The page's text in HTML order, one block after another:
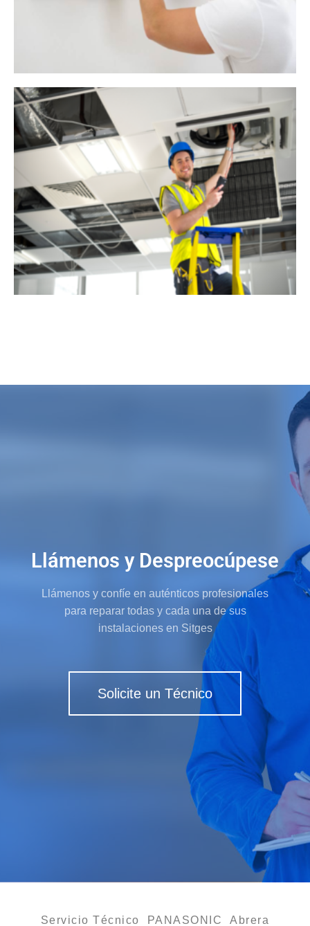
Llámenos y Despreocúpese
Llámenos y confíe en auténticos profesionales
para reparar todas y cada una de sus
instalaciones en Sitges
Solicite un Técnico
Servicio Técnico PANASONIC Abrera